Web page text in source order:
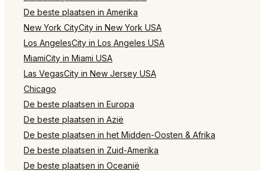
De beste plaatsen in Amerika
New York CityCity in New York USA
Los AngelesCity in Los Angeles USA
MiamiCity in Miami USA
Las VegasCity in New Jersey USA
Chicago
De beste plaatsen in Europa
De beste plaatsen in Azië
De beste plaatsen in het Midden-Oosten & Afrika
De beste plaatsen in Zuid-Amerika
De beste plaatsen in Oceanië